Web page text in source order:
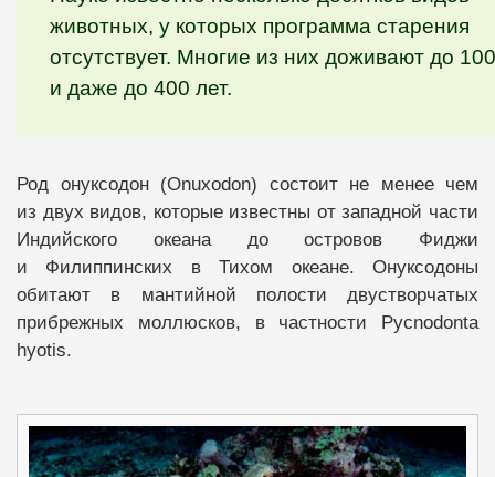
животных, у которых программа старения
отсутствует. Многие из них доживают до 100
и даже до 400 лет.
Род онуксодон (Onuxodon) состоит не менее чем
из двух видов, которые известны от западной части
Индийского океана до островов Фиджи
и Филиппинских в Тихом океане. Онуксодоны
обитают в мантийной полости двустворчатых
прибрежных моллюсков, в частности Pycnodonta
hyotis.